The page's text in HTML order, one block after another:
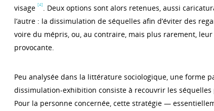
visage [4] . Deux options sont alors retenues, aussi
l’autre : la dissimulation de séquelles afin d’éviter des
voire du mépris, ou, au contraire, mais plus rarement,
provocante.
Peu analysée dans la littérature sociologique, une forme
dissimulation-exhibition consiste à recouvrir les séquelles
Pour la personne concernée, cette stratégie —